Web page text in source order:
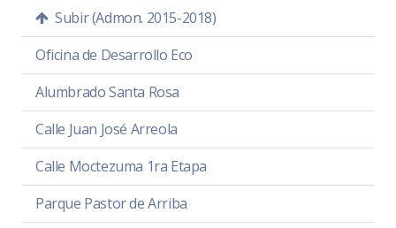
Subir (Admon. 2015-2018)
Oficina de Desarrollo Eco
Alumbrado Santa Rosa
Calle Juan José Arreola
Calle Moctezuma 1ra Etapa
Parque Pastor de Arriba